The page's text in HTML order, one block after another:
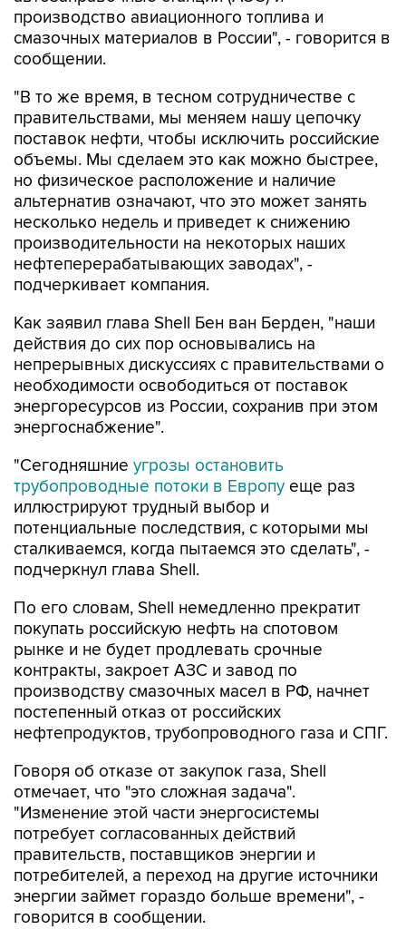
производство авиационного топлива и
смазочных материалов в России", - говорится в
сообщении.
"В то же время, в тесном сотрудничестве с
правительствами, мы меняем нашу цепочку
поставок нефти, чтобы исключить российские
объемы. Мы сделаем это как можно быстрее,
но физическое расположение и наличие
альтернатив означают, что это может занять
несколько недель и приведет к снижению
производительности на некоторых наших
нефтеперерабатывающих заводах", -
подчеркивает компания.
Как заявил глава Shell Бен ван Берден, "наши
действия до сих пор основывались на
непрерывных дискуссиях с правительствами о
необходимости освободиться от поставок
энергоресурсов из России, сохранив при этом
энергоснабжение".
"Сегодняшние угрозы остановить
трубопроводные потоки в Европу еще раз
иллюстрируют трудный выбор и
потенциальные последствия, с которыми мы
сталкиваемся, когда пытаемся это сделать", -
подчеркнул глава Shell.
По его словам, Shell немедленно прекратит
покупать российскую нефть на спотовом
рынке и не будет продлевать срочные
контракты, закроет АЗС и завод по
производству смазочных масел в РФ, начнет
постепенный отказ от российских
нефтепродуктов, трубопроводного газа и СПГ.
Говоря об отказе от закупок газа, Shell
отмечает, что "это сложная задача".
"Изменение этой части энергосистемы
потребует согласованных действий
правительств, поставщиков энергии и
потребителей, а переход на другие источники
энергии займет гораздо больше времени", -
говорится в сообщении.